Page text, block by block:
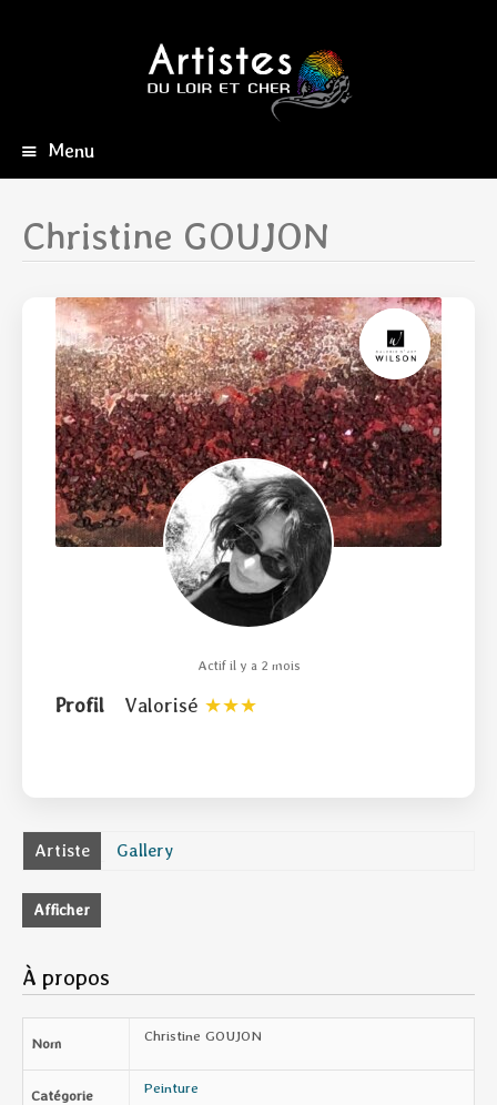
Menu
principal
Christine GOUJON
Actif il y a 2 mois
Profil Valorisé
Artiste Gallery
Afficher
À propos
Nom Christine GOUJON
Catégorie Peinture